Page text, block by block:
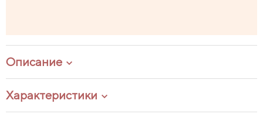
Описание
Характеристики